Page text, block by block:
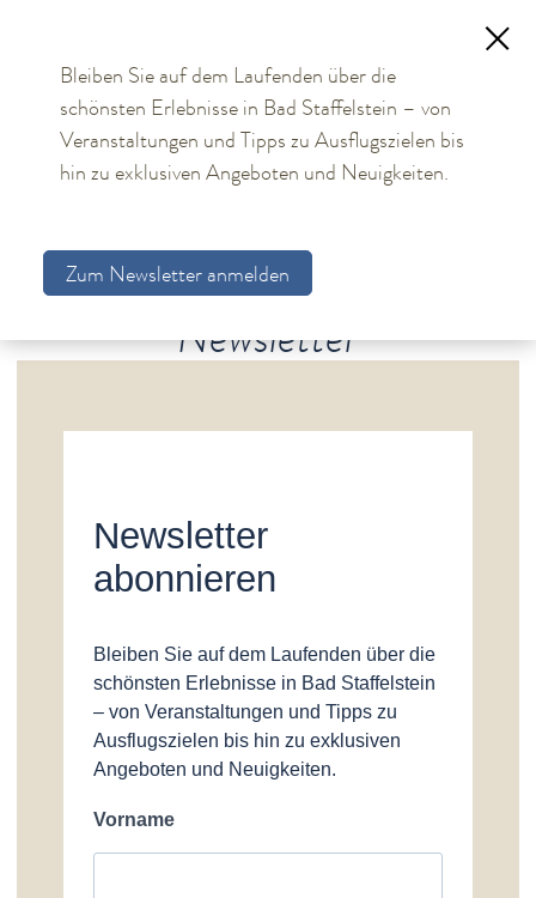
TOURISMUS
Aktuelles
Unterkünfte
Gesundheit & Wellness
Genuss
Service
Newsletter
Team
Informationsmaterial
Gästefragebogen
Kurstadtführer
Newsletter
Newsletter
abonnieren
Bleiben Sie auf dem Laufenden über die
schönsten Erlebnisse in Bad Staffelstein
– von Veranstaltungen und Tipps zu
Ausflugszielen bis hin zu exklusiven
Angeboten und Neuigkeiten.
Vorname
Bleiben Sie auf dem Laufenden über die
schönsten Erlebnisse in Bad Staffelstein – von
Veranstaltungen und Tipps zu Ausflugszielen bis
hin zu exklusiven Angeboten und Neuigkeiten.
Zum Newsletter anmelden